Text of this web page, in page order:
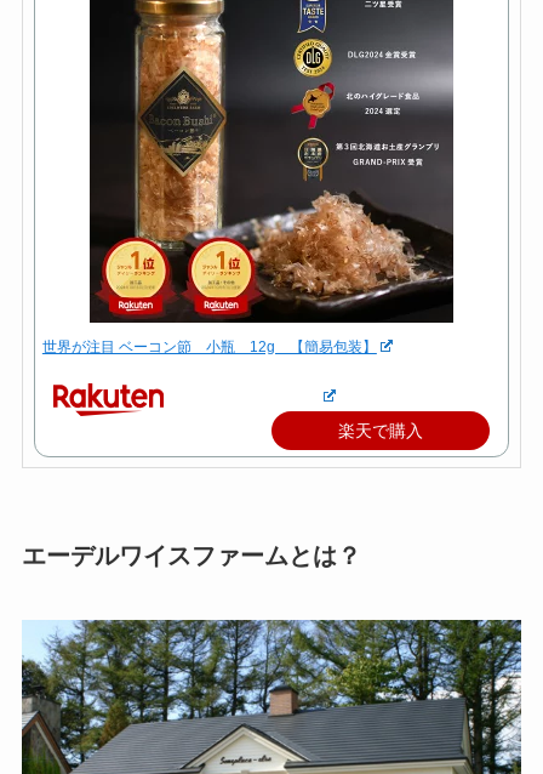
世界が注目 ベーコン節 小瓶 12g 【簡易包装】
楽天で購入
エーデルワイスファームとは？